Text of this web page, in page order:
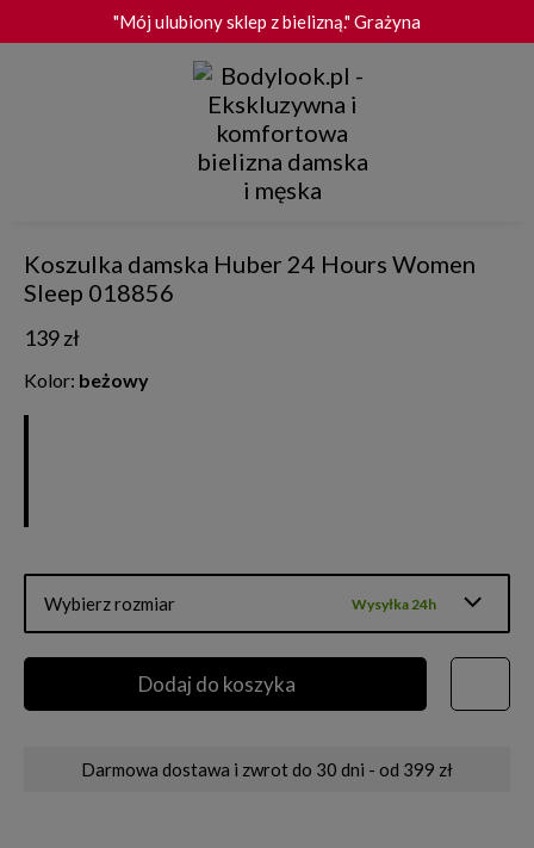
"Mój ulubiony sklep z bielizną." Grażyna
Darmowa dostawa i zwrot od 399 zł
"Bardzo dobra jakość produktów." Małgorzata
Wygodny zwrot do 30 dni
"Szybka i terminowa dostawa." Roma
Koszulka damska Huber 24 Hours Women
Sleep 018856
139 zł
Kolor: beżowy
Wybierz rozmiar Wysyłka 24h
Dodaj do koszyka
Darmowa dostawa i zwrot do 30 dni - od 399 zł